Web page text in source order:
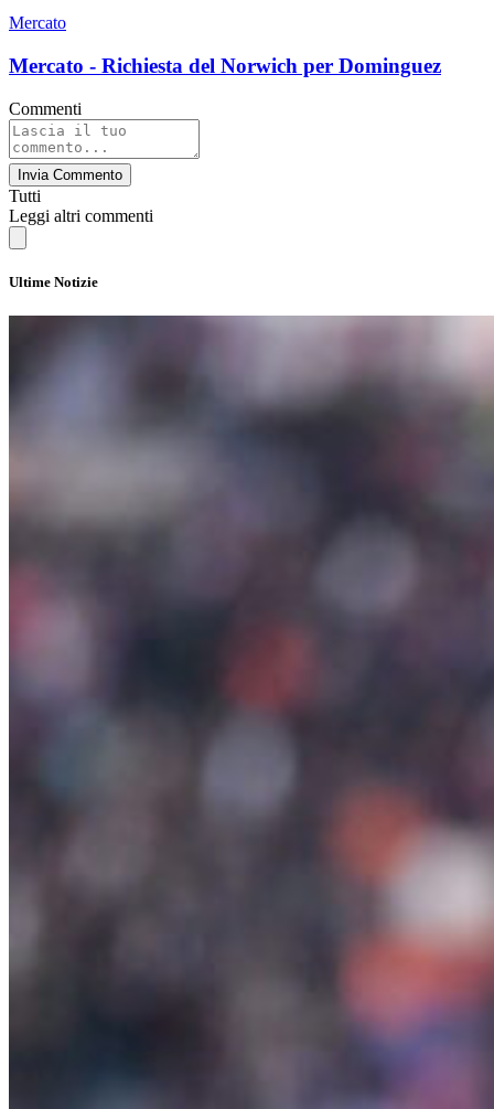
Mercato
Mercato - Richiesta del Norwich per Dominguez
Commenti
Invia Commento
Tutti
Leggi altri commenti
Ultime Notizie